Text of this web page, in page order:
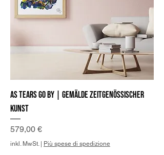
As Tears go by | Gemälde zeitgenössischer
Kunst
Preis
579,00 €
inkl. MwSt. | Più spese di spedizione